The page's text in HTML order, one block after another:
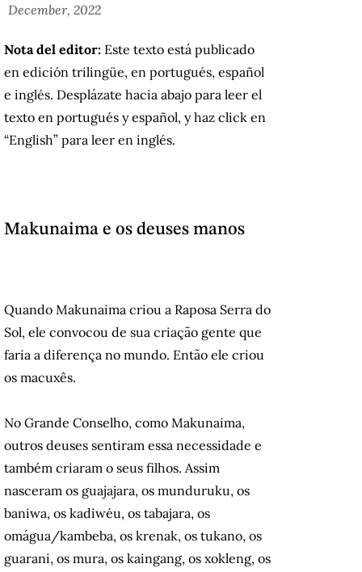
December, 2022
Nota del editor: Este texto está publicado
en edición trilingüe, en portugués, español
e inglés. Desplázate hacia abajo para leer el
texto en portugués y español, y haz click en
“English” para leer en inglés.
Makunaima e os deuses manos
Quando Makunaima criou a Raposa Serra do
Sol, ele convocou de sua criação gente que
faria a diferença no mundo. Então ele criou
os macuxês.
No Grande Conselho, como Makunaima,
outros deuses sentiram essa necessidade e
também criaram o seus filhos. Assim
nasceram os guajajara, os munduruku, os
baniwa, os kadiwéu, os tabajara, os
omágua/kambeba, os krenak, os tukano, os
guarani, os mura, os kaingang, os xokleng, os